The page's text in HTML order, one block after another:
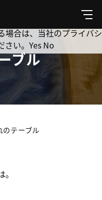
メ
ニ
ュ
ブル
のテーブル
追跡してもよろしいです
極めて重視しています。
場合は、当社のプライバシ
い。 Yes No